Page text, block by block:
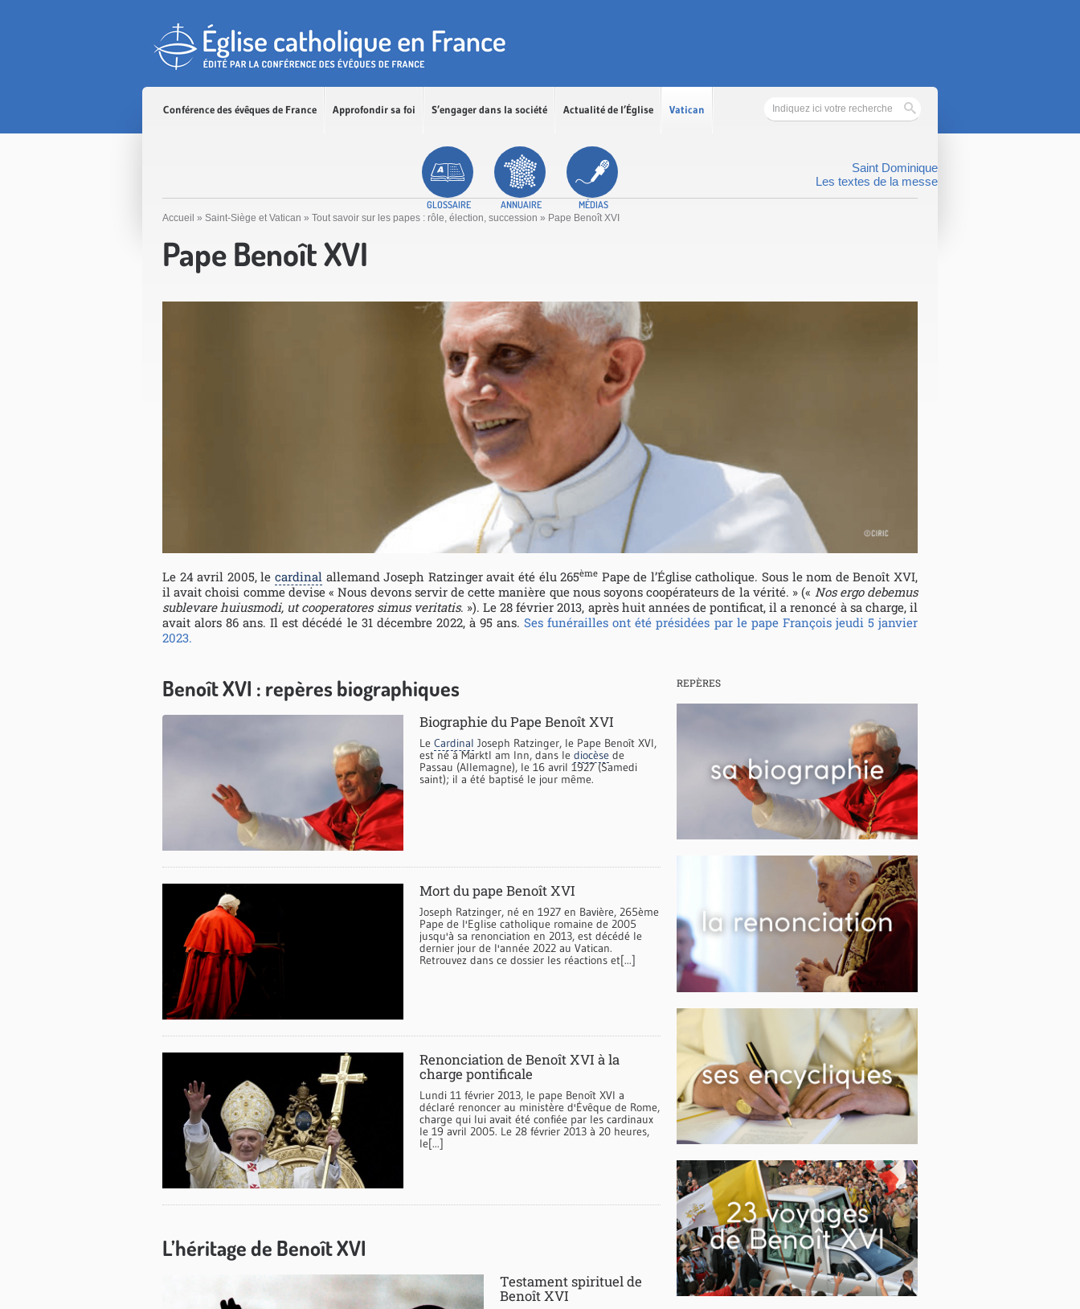
Conférence des évêques de France Approfondir sa foi S’engager dans la société Actualité de l’Église Vatican
GLOSSAIRE ANNUAIRE MÉDIAS
Saint Dominique
Les textes de la messe
Accueil » Saint-Siège et Vatican » Tout savoir sur les papes : rôle, élection, succession » Pape Benoît XVI
Pape Benoît XVI
Le 24 avril 2005, le cardinalallemand Joseph Ratzinger avait été élu 265ème Pape de l’Église catholique. Sous le nom de Benoît XVI,
il avait choisi comme devise « Nous devons servir de cette manière que nous soyons coopérateurs de la vérité. » (« Nos ergo debemus
sublevare huiusmodi, ut cooperatores simus veritatis. »). Le 28 février 2013, après huit années de pontificat, il a renoncé à sa charge, il
avait alors 86 ans. Il est décédé le 31 décembre 2022, à 95 ans.Ses funérailles ont été présidées par le pape François jeudi 5 janvier
2023.
Benoît XVI : repères biographiques
Biographie du Pape Benoît XVI
Le Cardinal Joseph Ratzinger, le Pape Benoît XVI,
est né à Marktl am Inn, dans le diocèse de
Passau (Allemagne), le 16 avril 1927 (Samedi
saint); il a été baptisé le jour même.
Mort du pape Benoît XVI
Joseph Ratzinger, né en 1927 en Bavière, 265ème
Pape de l'Eglise catholique romaine de 2005
jusqu'à sa renonciation en 2013, est décédé le
dernier jour de l'année 2022 au Vatican.
Retrouvez dans ce dossier les réactions et[...]
Renonciation de Benoît XVI à la
charge pontificale
Lundi 11 février 2013, le pape Benoît XVI a
déclaré renoncer au ministère d'Évêque de Rome,
charge qui lui avait été confiée par les cardinaux
le 19 avril 2005. Le 28 février 2013 à 20 heures,
le[...]
L’héritage de Benoît XVI
Testament spirituel de
Benoît XVI
REPÈRES